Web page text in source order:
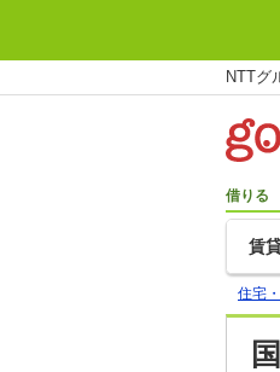
NTTグ
借りる
賃
住宅